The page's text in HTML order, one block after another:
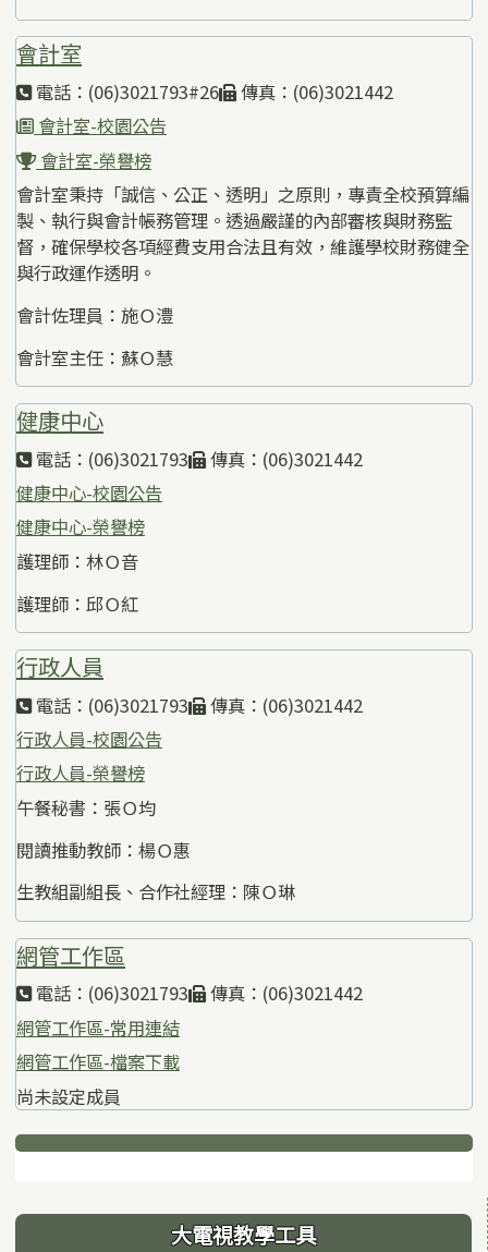
會計室
電話：(06)3021793#26
傳真：(06)3021442
會計室-校園公告
會計室-榮譽榜
會計室秉持「誠信、公正、透明」之原則，專責全校預算編
製、執行與會計帳務管理。透過嚴謹的內部審核與財務監
督，確保學校各項經費支用合法且有效，維護學校財務健全
與行政運作透明。
會計佐理員：施Ｏ澧
會計室主任：蘇Ｏ慧
健康中心
電話：(06)3021793
傳真：(06)3021442
健康中心-校園公告
健康中心-榮譽榜
護理師：林Ｏ音
護理師：邱Ｏ紅
行政人員
電話：(06)3021793
傳真：(06)3021442
行政人員-校園公告
行政人員-榮譽榜
午餐秘書：張Ｏ均
閱讀推動教師：楊Ｏ惠
生教組副組長、合作社經理：陳Ｏ琳
網管工作區
電話：(06)3021793
傳真：(06)3021442
網管工作區-常用連結
網管工作區-檔案下載
尚未設定成員
下中區域內容
左邊區域內容 大電視教學工具